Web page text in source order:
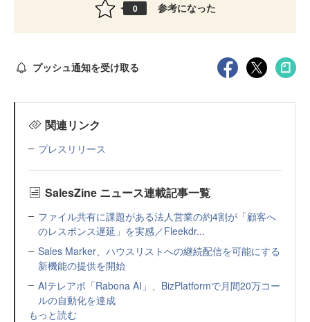
0 参考になった
プッシュ通知を受け取る
関連リンク
プレスリリース
SalesZine ニュース連載記事一覧
ファイル共有に課題がある法人営業の約4割が「顧客へ
のレスポンス遅延」を実感／Fleekdr...
Sales Marker、ハウスリストへの継続配信を可能にする
新機能の提供を開始
AIテレアポ「Rabona AI」、BizPlatformで月間20万コー
ルの自動化を達成
もっと読む